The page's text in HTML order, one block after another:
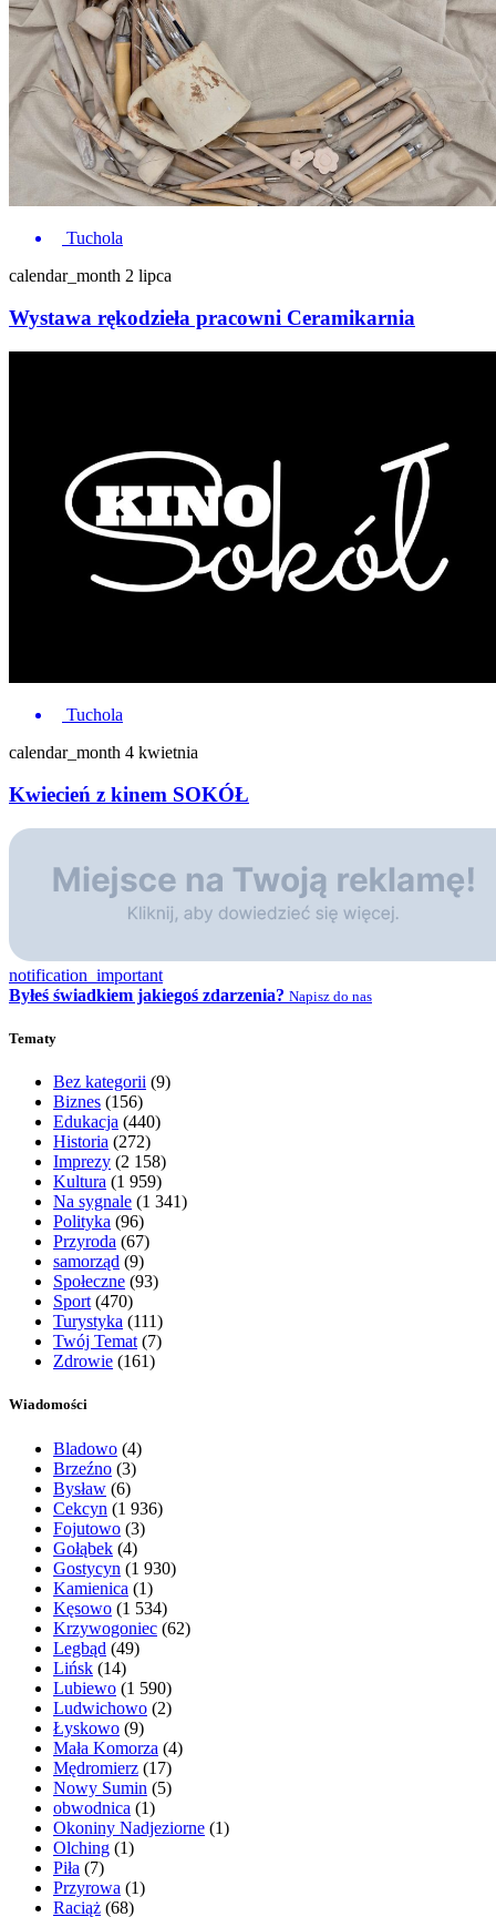
Tuchola
calendar_month 2 lipca
Wystawa rękodzieła pracowni Ceramikarnia
Tuchola
calendar_month 4 kwietnia
Kwiecień z kinem SOKÓŁ
notification_important
Byłeś świadkiem jakiegoś zdarzenia? Napisz do nas
Tematy
Bez kategorii (9)
Biznes (156)
Edukacja (440)
Historia (272)
Imprezy (2 158)
Kultura (1 959)
Na sygnale (1 341)
Polityka (96)
Przyroda (67)
samorząd (9)
Społeczne (93)
Sport (470)
Turystyka (111)
Twój Temat (7)
Zdrowie (161)
Wiadomości
Bladowo (4)
Brzeźno (3)
Bysław (6)
Cekcyn (1 936)
Fojutowo (3)
Gołąbek (4)
Gostycyn (1 930)
Kamienica (1)
Kęsowo (1 534)
Krzywogoniec (62)
Legbąd (49)
Lińsk (14)
Lubiewo (1 590)
Ludwichowo (2)
Łyskowo (9)
Mała Komorza (4)
Mędromierz (17)
Nowy Sumin (5)
obwodnica (1)
Okoniny Nadjeziorne (1)
Olching (1)
Piła (7)
Przyrowa (1)
Raciąż (68)